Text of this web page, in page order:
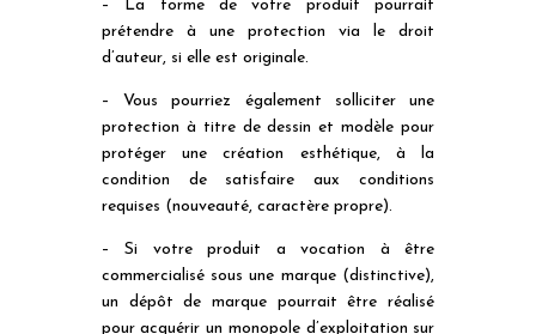
– La forme de votre produit pourrait
prétendre à une protection via le droit
d’auteur, si elle est originale.
– Vous pourriez également solliciter une
protection à titre de dessin et modèle pour
protéger une création esthétique, à la
condition de satisfaire aux conditions
requises (nouveauté, caractère propre).
– Si votre produit a vocation à être
commercialisé sous une marque (distinctive),
un dépôt de marque pourrait être réalisé
pour acquérir un monopole d’exploitation sur